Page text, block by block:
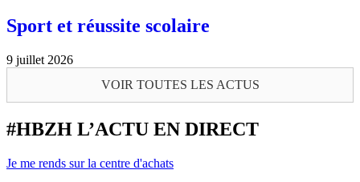
Sport et réussite scolaire
9 juillet 2026
VOIR TOUTES LES ACTUS
#HBZH L’ACTU EN DIRECT
Je me rends sur la centre d'achats